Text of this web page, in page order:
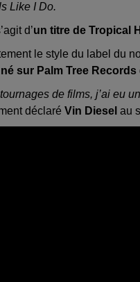
Like I Do.
d’un titre de Tropical
le style du label du
sur Palm Tree Records
de films, j’ai eu
déclaré Vin Diesel au